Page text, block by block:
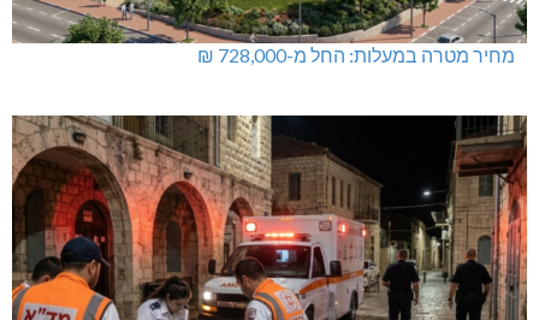
מחיר מטרה במעלות: החל מ-728,000 ₪